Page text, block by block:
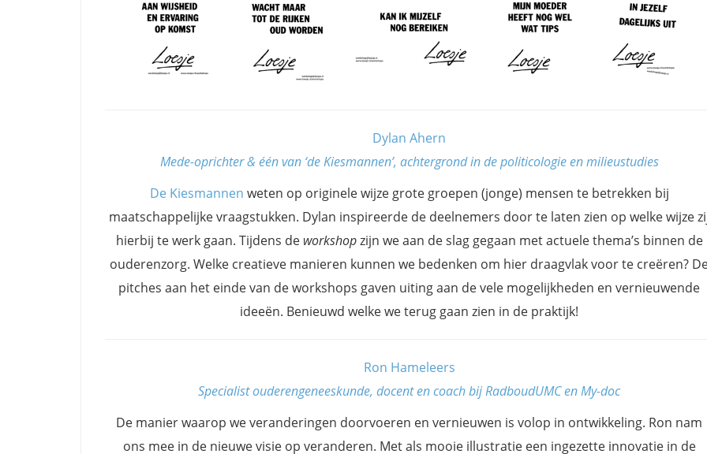
Dylan Ahern
Mede-oprichter & één van ‘de Kiesmannen’, achtergrond in de politicologie en milieustudies
De Kiesmannen weten op originele wijze grote groepen (jonge) mensen te betrekken bij
maatschappelijke vraagstukken. Dylan inspireerde de deelnemers door te laten zien op welke wijze
hierbij te werk gaan. Tijdens de workshopzijn we aan de slag gegaan met actuele thema’s binnen de
ouderenzorg. Welke creatieve manieren kunnen we bedenken om hier draagvlak voor te creëren?
pitches aan het einde van de workshops gaven uiting aan de vele mogelijkheden en vernieuwende
ideeën. Benieuwd welke we terug gaan zien in de praktijk!
Ron Hameleers
Specialist ouderengeneeskunde, docent en coach bij RadboudUMC en My-doc
De manier waarop we veranderingen doorvoeren en vernieuwen is volop in ontwikkeling. Ron nam
ons mee in de nieuwe visie op veranderen. Met als mooie illustratie een ingezette innovatie in de